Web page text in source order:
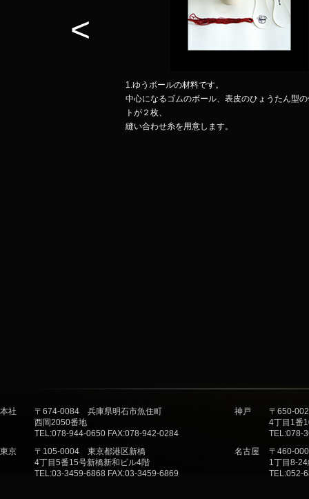
1.ゆうボールの材料です。
中心になるゴムのボール、表皮のひょうたん型
トが２枚、
縫い合わせ糸を用意します。
<
本社
〒674-0084 兵庫県明石市魚住町
西岡2050番地
TEL:078-944-0650 FAX:078-942-0284
神戸
〒650-
4丁目1番
TEL:078-
東京
〒105-0004 東京都港区新橋
4丁目5番15号新橋新和ビル4階
TEL:03-3459-6868 FAX:03-3459-6869
名古屋
〒460-
1丁目8-
TEL:052-